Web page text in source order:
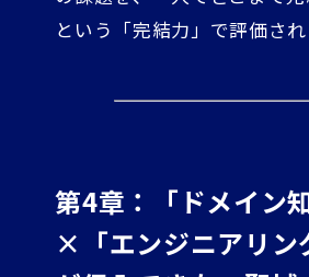
という「完結力」で評価され
第4章：「ドメイン知
×「エンジニアリ